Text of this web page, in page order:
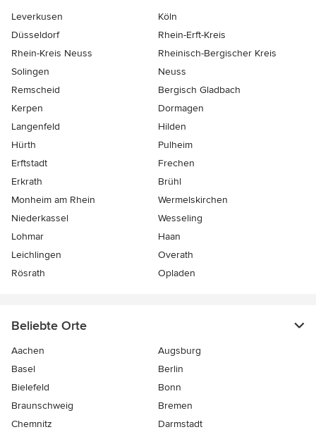
Leverkusen
Köln
Düsseldorf
Rhein-Erft-Kreis
Rhein-Kreis Neuss
Rheinisch-Bergischer Kreis
Solingen
Neuss
Remscheid
Bergisch Gladbach
Kerpen
Dormagen
Langenfeld
Hilden
Hürth
Pulheim
Erftstadt
Frechen
Erkrath
Brühl
Monheim am Rhein
Wermelskirchen
Niederkassel
Wesseling
Lohmar
Haan
Leichlingen
Overath
Rösrath
Opladen
Beliebte Orte
Aachen
Augsburg
Basel
Berlin
Bielefeld
Bonn
Braunschweig
Bremen
Chemnitz
Darmstadt